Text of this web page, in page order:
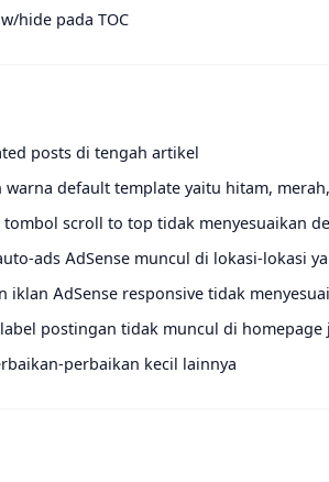
hide pada TOC
posts di tengah artikel
warna default template yaitu hitam,
tombol scroll to top tidak menyesuaikan
ads AdSense muncul di lokasi-lokasi
iklan AdSense responsive tidak
postingan tidak muncul di
perbaikan kecil lainnya